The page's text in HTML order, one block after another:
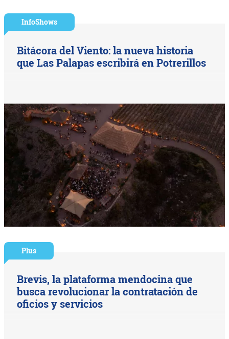
InfoShows
Bitácora del Viento: la nueva historia
que Las Palapas escribirá en Potrerillos
Plus
Brevis, la plataforma mendocina que
busca revolucionar la contratación de
oficios y servicios